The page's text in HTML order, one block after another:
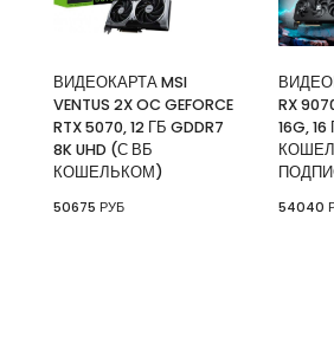
ВИДЕОКАРТА MSI
VENTUS 2X OC GEFORCE
RTX 5070, 12 ГБ GDDR7
8K UHD (С ВБ
КОШЕЛЬКОМ)
50675 РУБ
RX
16G,
54040